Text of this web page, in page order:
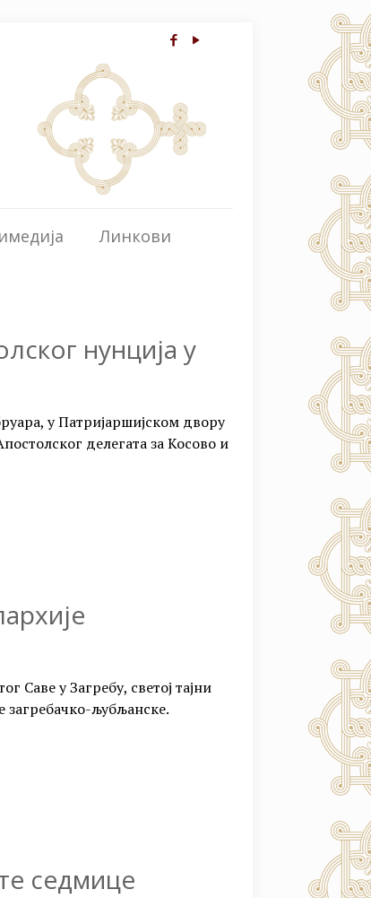
Линкови
нунција у
у Патријаршијском двору
делегата за Косово и
Саве у Загребу, светој тајни
загребачко-љубљанске.
седмице